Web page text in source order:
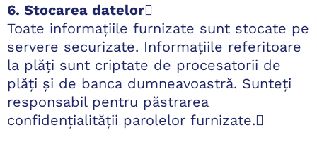
6. Stocarea datelor
Toate informațiile furnizate sunt stocate pe
servere securizate. Informațiile referitoare
la plăți sunt criptate de procesatorii de
plăți și de banca dumneavoastră. Sunteți
responsabil pentru păstrarea
confidențialității parolelor furnizate.